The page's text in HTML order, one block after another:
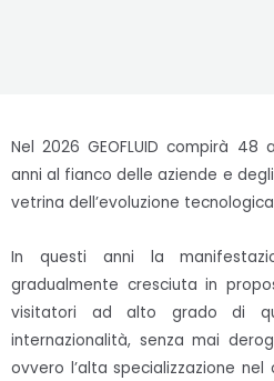
Nel 2026 GEOFLUID compirà
anni al fianco delle aziende e
vetrina dell’evoluzione
In questi anni la
gradualmente cresciuta in
visitatori ad alto grado di
internazionalità, senza mai
ovvero l’alta specializzazione